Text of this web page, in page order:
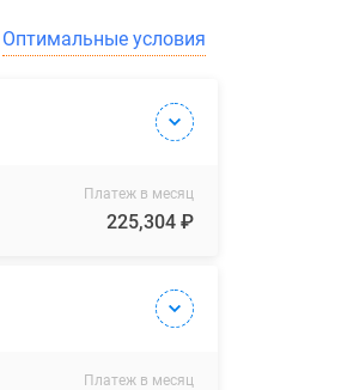
Оптимальные условия
Платеж в месяц
225,304 ₽
Платеж в месяц